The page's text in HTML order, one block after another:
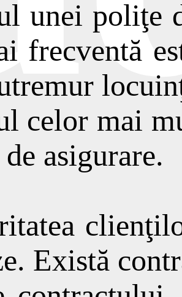
unei poliţe
frecventă
celor mai
asigurare.
Există